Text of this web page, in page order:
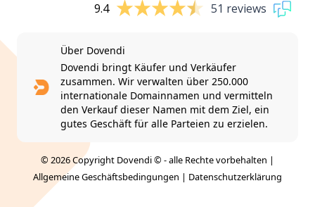
9.4 51 reviews
Über Dovendi
Dovendi bringt Käufer und Verkäufer
zusammen. Wir verwalten über 250.000
internationale Domainnamen und vermitteln
den Verkauf dieser Namen mit dem Ziel, ein
gutes Geschäft für alle Parteien zu erzielen.
© 2026 Copyright Dovendi © - alle Rechte vorbehalten |
Allgemeine Geschäftsbedingungen | Datenschutzerklärung